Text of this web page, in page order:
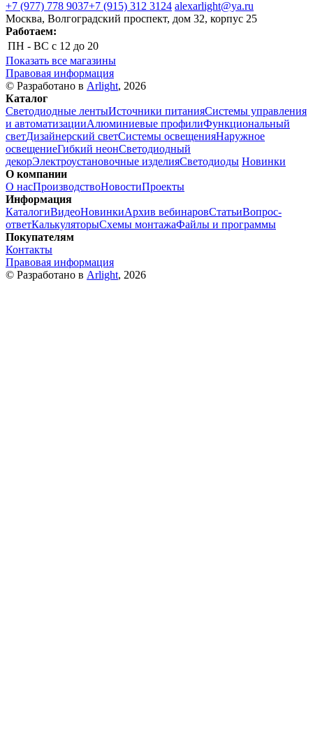
+7 (977) 778 9037+7 (915) 312 3124 alexarlight@ya.ru
Москва, Волгоградский проспект, дом 32, корпус 25
Работаем:
ПН - ВС с 12 до 20
Показать все магазины
Правовая информация
© Разработано в Arlight, 2026
Каталог
Светодиодные лентыИсточники питанияСистемы управления
и автоматизацииАлюминиевые профилиФункциональный
светДизайнерский светСистемы освещенияНаружное
освещениеГибкий неонСветодиодный
декорЭлектроустановочные изделияСветодиоды Новинки
О компании
О насПроизводствоНовостиПроекты
Информация
КаталогиВидеоНовинкиАрхив вебинаровСтатьиВопрос-
ответКалькуляторыСхемы монтажаФайлы и программы
Покупателям
Контакты
Правовая информация
© Разработано в Arlight, 2026